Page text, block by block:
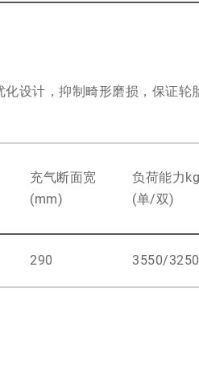
设计，抑制畸形磨损，保证轮
充气断面宽
(mm)
负荷能力kg
(单/双)
290 3550/3250